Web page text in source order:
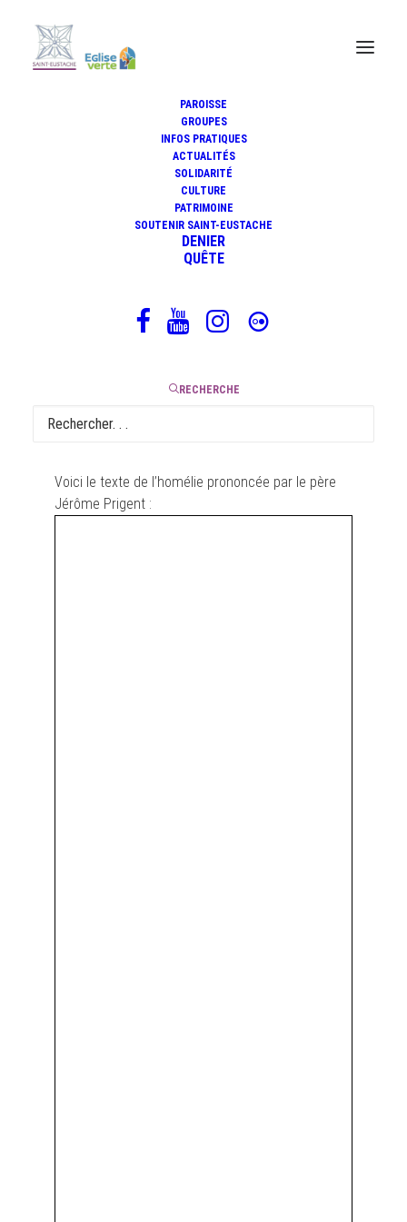
PAROISSE
GROUPES
INFOS PRATIQUES
ACTUALITÉS
SOLIDARITÉ
CULTURE
PATRIMOINE
SOUTENIR SAINT-EUSTACHE
DENIER
QUÊTE
RECHERCHE
Obsèques de Michel Blanc jeudi
10 octobre 2024
11 octobre 2024
Les obsèques de Michel Blanc ont été célébrées à
Voici le texte de l’homélie prononcée par le père
Jérôme Prigent :